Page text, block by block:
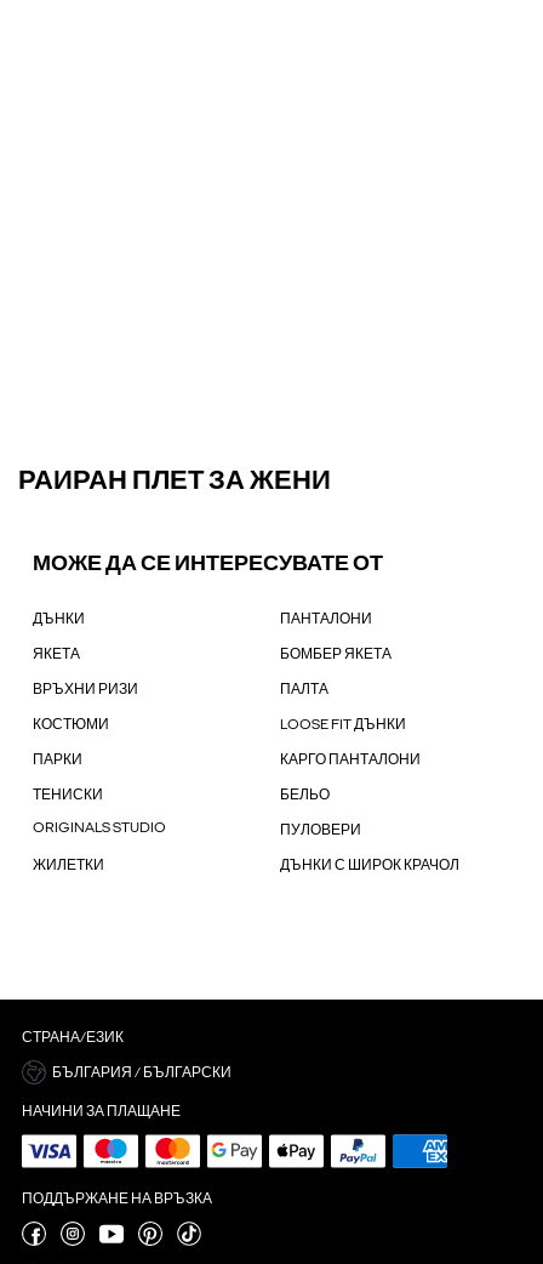
РАИРАН ПЛЕТ ЗА ЖЕНИ
МОЖЕ ДА СЕ ИНТЕРЕСУВАТЕ ОТ
ДЪНКИ ПАНТАЛОНИ
ЯКЕТА БОМБЕР ЯКЕТА
ВРЪХНИ РИЗИ ПАЛТА
КОСТЮМИ LOOSE FIT ДЪНКИ
ПАРКИ КАРГО ПАНТАЛОНИ
ТЕНИСКИ БЕЛЬО
ORIGINALS STUDIO ПУЛОВЕРИ
ЖИЛЕТКИ ДЪНКИ С ШИРОК КРАЧОЛ
СТРАНА/ЕЗИК
БЪЛГАРИЯ / БЪЛГАРСКИ
НАЧИНИ ЗА ПЛАЩАНЕ
ПОДДЪРЖАНЕ НА ВРЪЗКА